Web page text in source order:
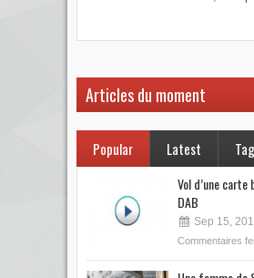
Articles du moment
Popular Latest Tag
Vol d’une carte
DAB
Sep 15,
Commentaires